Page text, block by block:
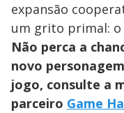
expansão
um grito primal: o
Não perca a
novo
jogo, consulte a
parceiro Game